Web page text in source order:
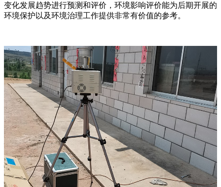
变化发展趋势进行预测和评价，环境影响评价能为后期开展的
环境保护以及环境治理工作提供非常有价值的参考。